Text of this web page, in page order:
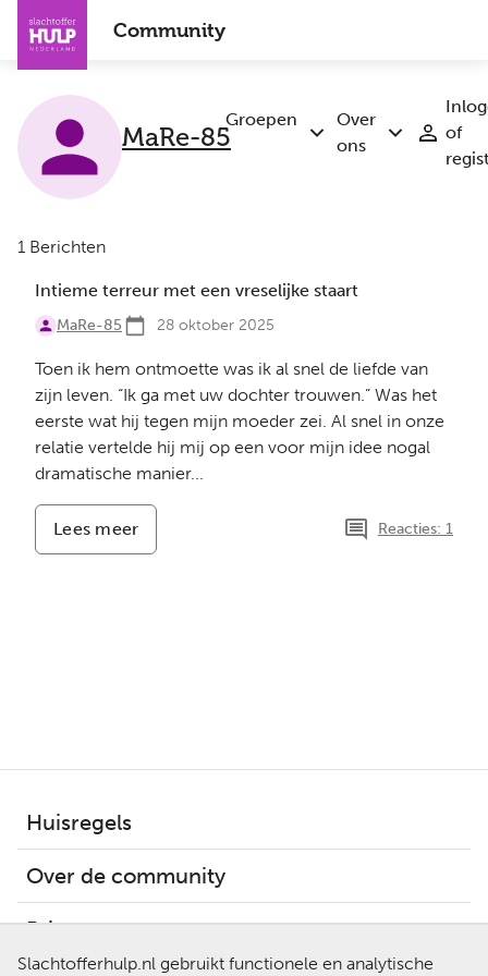
Slachtofferhulp.nl gebruikt functionele en analytische
Overslaan
naar
inhoud
gaan
Community
Groepen
Submenu
Over
ons
Submenu
of
MaRe-85
1 Berichten
Intieme terreur met een vreselijke staart
MaRe-85 28 oktober 2025
Toen ik hem ontmoette was ik al snel de liefde van
zijn leven. “Ik ga met uw dochter trouwen.” Was het
eerste wat hij tegen mijn moeder zei. Al snel in onze
relatie vertelde hij mij op een voor mijn idee nogal
dramatische manier...
Lees meer
Intieme
Reacties: 1
Huisregels
Over de community
Privacy